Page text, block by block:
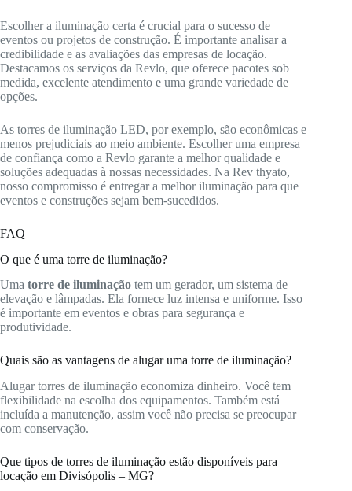
Escolher a iluminação certa é crucial para o sucesso de
eventos ou projetos de construção. É importante analisar a
credibilidade e as avaliações das empresas de locação.
Destacamos os serviços da Revlo, que oferece pacotes sob
medida, excelente atendimento e uma grande variedade de
opções.
As torres de iluminação LED, por exemplo, são econômicas e
menos prejudiciais ao meio ambiente. Escolher uma empresa
de confiança como a Revlo garante a melhor qualidade e
soluções adequadas à nossas necessidades. Na Rev thyato,
nosso compromisso é entregar a melhor iluminação para que
eventos e construções sejam bem-sucedidos.
FAQ
O que é uma torre de iluminação?
Uma torre de iluminação tem um gerador, um sistema de
elevação e lâmpadas. Ela fornece luz intensa e uniforme. Isso
é importante em eventos e obras para segurança e
produtividade.
Quais são as vantagens de alugar uma torre de iluminação?
Alugar torres de iluminação economiza dinheiro. Você tem
flexibilidade na escolha dos equipamentos. Também está
incluída a manutenção, assim você não precisa se preocupar
com conservação.
Que tipos de torres de iluminação estão disponíveis para
locação em Divisópolis – MG?